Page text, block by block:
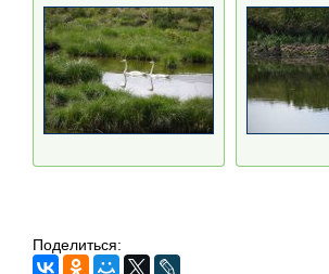
Поделиться: